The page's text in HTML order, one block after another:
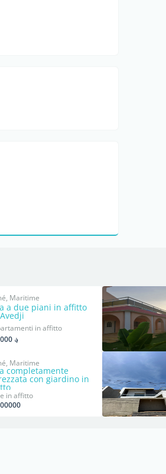
Maritime
a due piani in affitto
in affitto
؋ 400000
Maritime
completamente
con giardino in
in affitto